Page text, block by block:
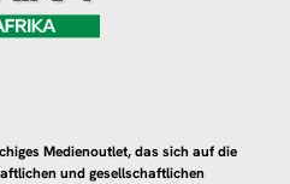
Medienoutlet, das sich auf die
und gesellschaftlichen